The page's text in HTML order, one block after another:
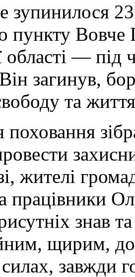
зупинилося
пункту
області — під
загинув,
та
поховання
жителі
працівники
знав
щирим,
завжди